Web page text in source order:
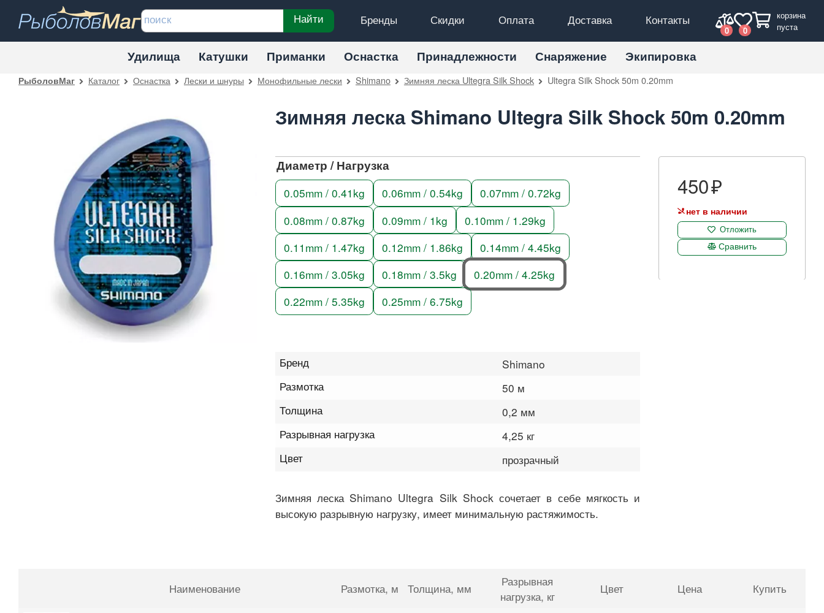
Бренды Скидки Оплата Доставка Контакты
Найти
0 0
корзина
пуста
Удилища Катушки Приманки Оснастка Принадлежности Снаряжение Экипировка
РыболовМаг Каталог Оснастка Лески и шнуры Монофильные лески Shimano Зимняя леска Ultegra Silk Shock Ultegra Silk Shock 50m 0.20mm
Зимняя леска Shimano Ultegra Silk Shock 50m 0.20mm
Диаметр / Нагрузка
0.05mm / 0.41kg 0.06mm / 0.54kg
0.07mm / 0.72kg
0.08mm / 0.87kg
0.09mm / 1kg
0.10mm / 1.29kg
0.11mm / 1.47kg
0.12mm / 1.86kg
0.14mm / 4.45kg
0.16mm / 3.05kg
0.18mm / 3.5kg
0.20mm / 4.25kg
0.22mm / 5.35kg
0.25mm / 6.75kg
Бренд
Shimano
Размотка
50 м
Толщина
0,2 мм
Разрывная нагрузка
4,25 кг
Цвет
прозрачный
450
нет в наличии
Отложить
Сравнить
Зимняя леска Shimano Ultegra Silk Shock сочетает в себе мягкость и
высокую разрывную нагрузку, имеет минимальную растяжимость.
Наименование Размотка, м Толщина, мм
Разрывная
нагрузка, кг
Цвет Цена Купить